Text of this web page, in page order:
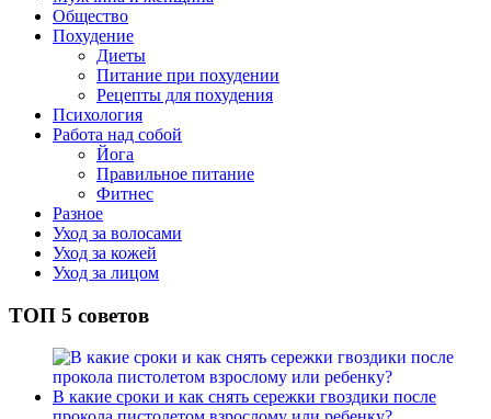
Общество
Похудение
Диеты
Питание при похудении
Рецепты для похудения
Психология
Работа над собой
Йога
Правильное питание
Фитнес
Разное
Уход за волосами
Уход за кожей
Уход за лицом
ТОП 5 советов
В какие сроки и как снять сережки гвоздики после